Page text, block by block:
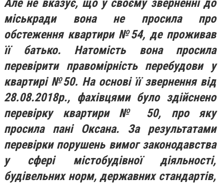
Але не вказує, що у своєму зверненні до
міськради вона не просила про
обстеження квартири №54, де проживав
її батько. Натомість вона просила
перевірити правомірність перебудови у
квартирі №50. На основі її звернення від
28.08.2018р., фахівцями було здійснено
перевірку квартири № 50, про яку
просила пані Оксана. За результатами
перевірки порушень вимог законодавства
у сфері містобудівної діяльності,
будівельних норм, державних стандартів,